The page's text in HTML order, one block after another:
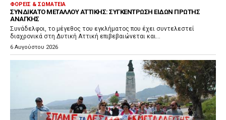
ΦΟΡΕΊΣ & ΣΩΜΑΤΕΊΑ
ΣΥΝΔΙΚΆΤΟ ΜΕΤΆΛΛΟΥ ΑΤΤΙΚΉΣ: ΣΥΓΚΈΝΤΡΩΣΗ ΕΙΔΏΝ ΠΡΏΤΗΣ
ΑΝΆΓΚΗΣ
Συνάδελφοι, το μέγεθος του εγκλήματος που έχει συντελεστεί
διαχρονικά στη Δυτική Αττική επιβεβαιώνεται και...
6 Αυγούστου 2026